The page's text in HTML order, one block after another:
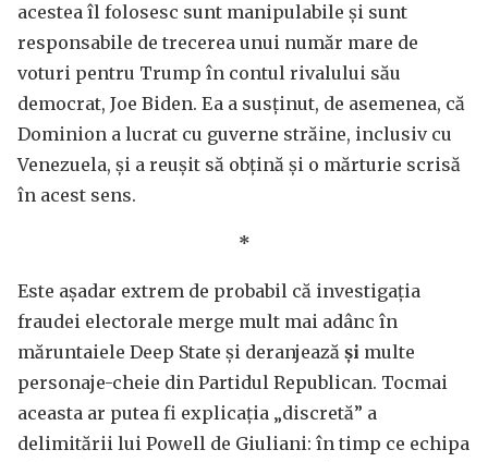
acestea îl folosesc sunt manipulabile și sunt
responsabile de trecerea unui număr mare de
voturi pentru Trump în contul rivalului său
democrat, Joe Biden. Ea a susținut, de asemenea, că
Dominion a lucrat cu guverne străine, inclusiv cu
Venezuela, și a reușit să obțină și o mărturie scrisă
în acest sens.
*
Este așadar extrem de probabil că investigația
fraudei electorale merge mult mai adânc în
măruntaiele Deep State și deranjează și multe
personaje-cheie din Partidul Republican. Tocmai
aceasta ar putea fi explicația „discretă” a
delimitării lui Powell de Giuliani: în timp ce echipa